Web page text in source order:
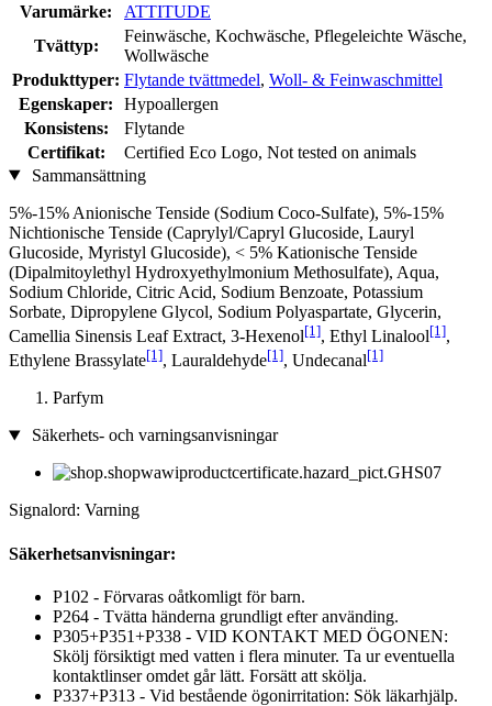
Varumärke:
ATTITUDE
Tvättyp:
Feinwäsche, Kochwäsche, Pflegeleichte Wäsche,
Wollwäsche
Produkttyper: Flytande tvättmedel, Woll- & Feinwaschmittel
Egenskaper:
Hypoallergen
Konsistens:
Flytande
Certifikat:
Certified Eco Logo, Not tested on animals
Sammansättning
5%-15% Anionische Tenside (Sodium Coco-Sulfate), 5%-15%
Nichtionische Tenside (Caprylyl/Capryl Glucoside, Lauryl
Glucoside, Myristyl Glucoside), < 5% Kationische Tenside
(Dipalmitoylethyl Hydroxyethylmonium Methosulfate), Aqua,
Sodium Chloride, Citric Acid, Sodium Benzoate, Potassium
Sorbate, Dipropylene Glycol, Sodium Polyaspartate, Glycerin,
Camellia Sinensis Leaf Extract, 3-Hexenol[1], Ethyl Linalool[1],
Ethylene Brassylate[1], Lauraldehyde[1], Undecanal[1]
Parfym
Säkerhets- och varningsanvisningar
Signalord: Varning
Säkerhetsanvisningar:
P102 - Förvaras oåtkomligt för barn.
P264 - Tvätta händerna grundligt efter använding.
P305+P351+P338 - VID KONTAKT MED ÖGONEN:
Skölj försiktigt med vatten i flera minuter. Ta ur eventuella
kontaktlinser omdet går lätt. Forsätt att skölja.
P337+P313 - Vid bestående ögonirritation: Sök läkarhjälp.